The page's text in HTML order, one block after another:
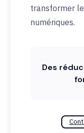
transformer
numériques.
Des